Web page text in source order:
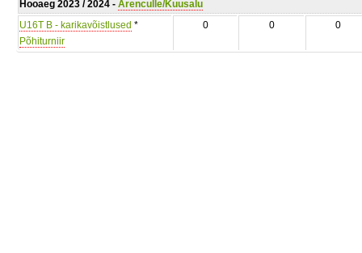
Hooaeg 2023 / 2024 - Arenculle/Kuusalu
U16T B - karikavõistlused *
Põhiturniir
0 0 0